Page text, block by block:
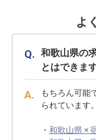
よ
和歌山県の
とはできま
もちろん可能
られています。
・ 和歌山県 ×